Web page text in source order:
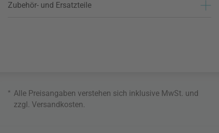
Zubehör- und Ersatzteile
* Alle Preisangaben verstehen sich inklusive MwSt. und
zzgl. Versandkosten